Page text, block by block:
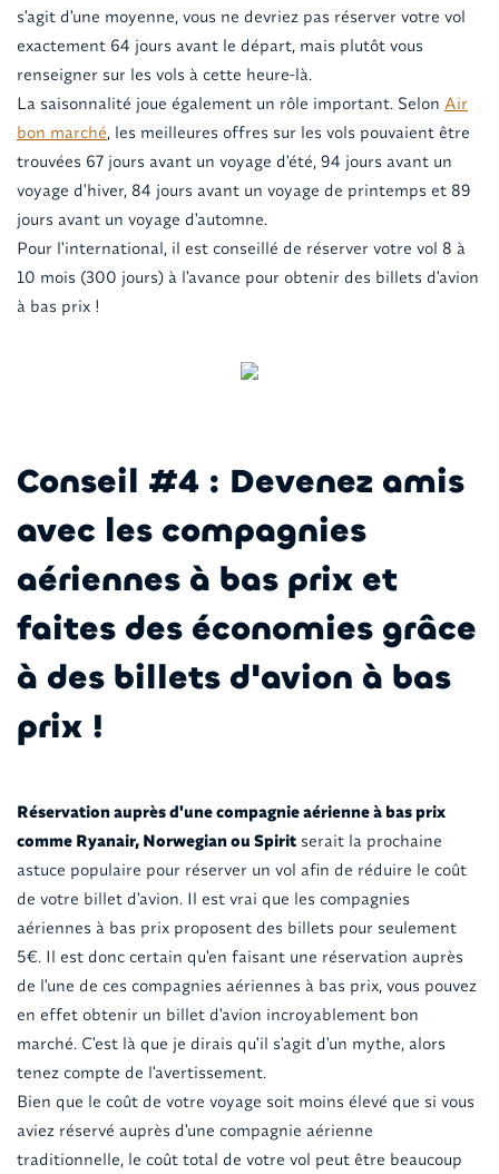
s'agit d'une moyenne, vous ne devriez pas réserver votre vol
exactement 64 jours avant le départ, mais plutôt vous
renseigner sur les vols à cette heure-là.
La saisonnalité joue également un rôle important. Selon Air
bon marché, les meilleures offres sur les vols pouvaient être
trouvées 67 jours avant un voyage d'été, 94 jours avant un
voyage d'hiver, 84 jours avant un voyage de printemps et 89
jours avant un voyage d'automne.
Pour l'international, il est conseillé de réserver votre vol 8 à
10 mois (300 jours) à l'avance pour obtenir des billets d'avion
à bas prix !
Conseil #4 : Devenez amis
avec les compagnies
aériennes à bas prix et
faites des économies grâce
à des billets d'avion à bas
prix !
Réservation auprès d'une compagnie aérienne à bas prix
comme Ryanair, Norwegian ou Spiritserait la prochaine
astuce populaire pour réserver un vol afin de réduire le coût
de votre billet d'avion. Il est vrai que les compagnies
aériennes à bas prix proposent des billets pour seulement
5€. Il est donc certain qu'en faisant une réservation auprès
de l'une de ces compagnies aériennes à bas prix, vous pouvez
en effet obtenir un billet d'avion incroyablement bon
marché. C'est là que je dirais qu'il s'agit d'un mythe, alors
tenez compte de l'avertissement.
Bien que le coût de votre voyage soit moins élevé que si vous
aviez réservé auprès d'une compagnie aérienne
traditionnelle, le coût total de votre vol peut être beaucoup